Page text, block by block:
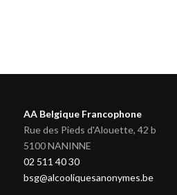
AA Belgique Francophone
Rue des Pieds d'Alouette, 42 b
5100 NANINNE
02 511 40 30
bsg@alcooliquesanonymes.be